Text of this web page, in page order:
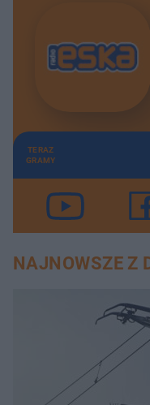
TERAZ
GRAMY
NAJNOWSZE Z